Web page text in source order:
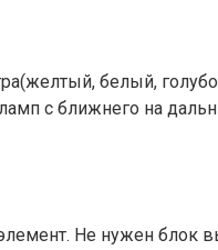
белый,
с ближнего на
Не нужен блок